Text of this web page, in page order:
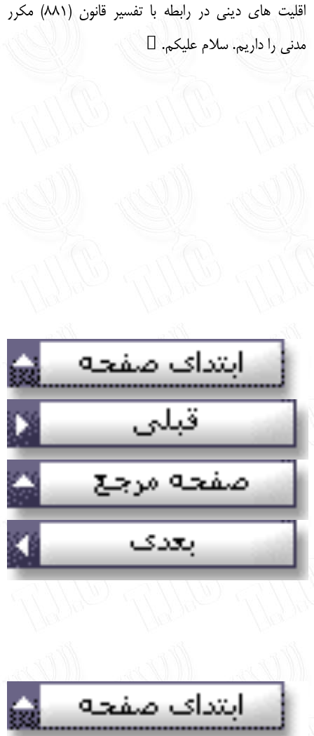
اقلیت های دینی در رابطه با تفسیر قانون (881) مکرر
مدنی را داریم. سلام علیکم. 